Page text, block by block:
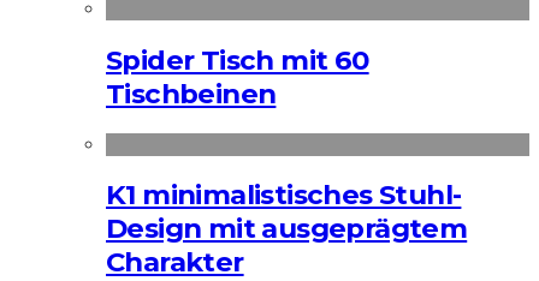
Spider Tisch mit 60
Tischbeinen
K1 minimalistisches Stuhl-
Design mit ausgeprägtem
Charakter